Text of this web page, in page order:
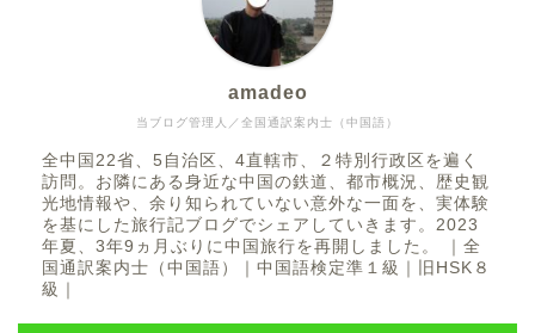
当ブログ管理人／全国通訳案内士（中国語）
amadeo
全中国22省、5自治区、4直轄市、２特別行政区を遍く
訪問。お隣にある身近な中国の鉄道、都市概況、歴史観
光地情報や、余り知られていない意外な一面を、実体験
を基にした旅行記ブログでシェアしていきます。2023
年夏、3年9ヵ月ぶりに中国旅行を再開しました。 ｜全
国通訳案内士（中国語）｜中国語検定準１級｜旧HSK８
級｜